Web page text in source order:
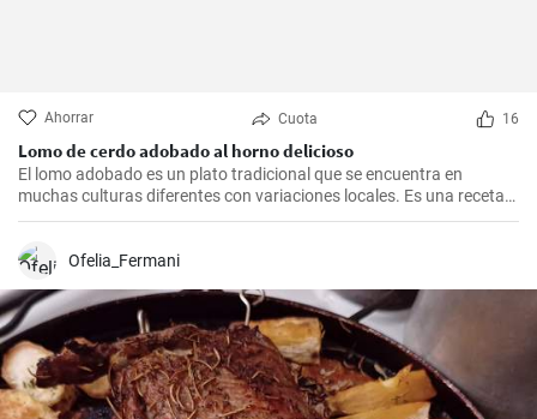
Ahorrar Cuota 16
Lomo de cerdo adobado al horno delicioso
El lomo adobado es un plato tradicional que se encuentra en
muchas culturas diferentes con variaciones locales. Es una receta
sencilla y deliciosa que consiste en una pieza jugosa de lomo de
antes de ser asado hasta quedar tierno y sabroso. Es excelente
Ofelia_Fermani